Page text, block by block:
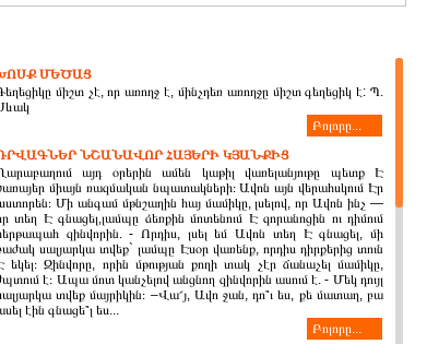
ՄԵԾԱՑ
միշտ չէ, որ առողջ է, մինչդեռ առողջը միշտ գեղեցիկ է: Պ.
Բոլորը...
ՆՇԱՆԱՎՈՐ ՀԱՅԵՐԻ ԿՅԱՆՔԻՑ
այդ օրերին ամեն կաթիլ վառելանյութը պետք Է
միայն ռազմական նպատակների։ Ավոն այն վերահսկում Էր
Մի անգամ մթնշաղին հայ մամիկը, լսելով, որ Ավոն ինչ —
տեղ Է գնացել,լամպը ձեռքին մոտենում Է զորանոցին ու դիմում
զինվորին. - Որդիս, լսել եմ Ավոն տեղ Է գնացել, մի
սալյարկա տվեք` լամպը Էսօր վառենք, որդիս դիրքերից տուն
եկել։ Զինվորը, որին մթության քողի տակ չէր ճանաչել մամիկը,
է։ Ապա մոտ կանչելով անցնող զինվորին ասում է. - Մեկ դույլ
տվեք մայրիկին։ –Վա՜յ, Ավո ջան, դո՞ւ ես, քե մատաղ, բա
էին գնացե՞լ ես...
Բոլորը...